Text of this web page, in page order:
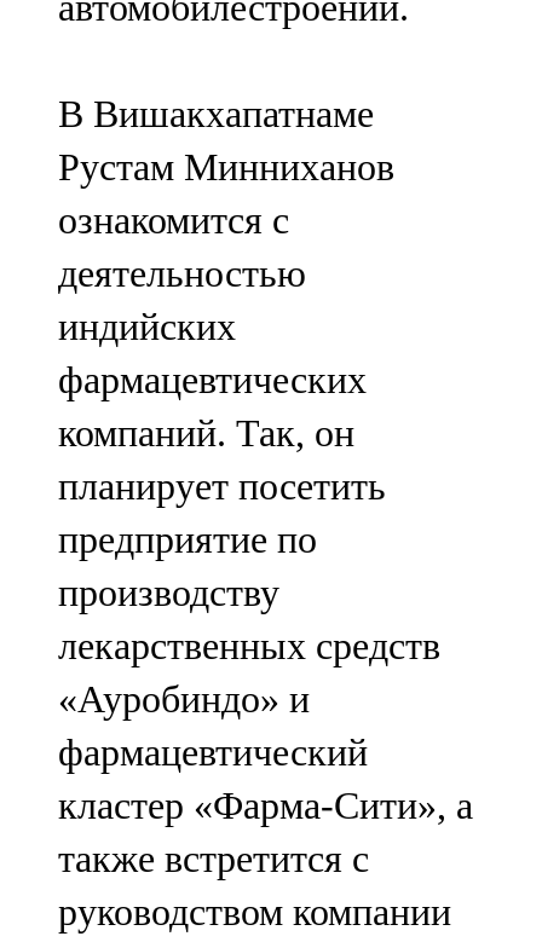
В Вишакхапатнаме
Рустам Минниханов
ознакомится с
деятельностью
индийских
фармацевтических
компаний. Так, он
планирует посетить
предприятие по
производству
лекарственных средств
«Ауробиндо» и
фармацевтический
кластер «Фарма-Сити», а
также встретится с
руководством компании